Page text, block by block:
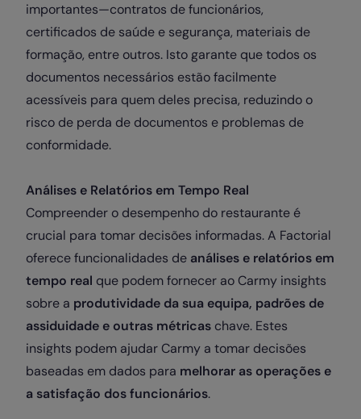
importantes—contratos de funcionários,
certificados de saúde e segurança, materiais de
formação, entre outros. Isto garante que todos os
documentos necessários estão facilmente
acessíveis para quem deles precisa, reduzindo o
risco de perda de documentos e problemas de
conformidade.
Análises e Relatórios em Tempo Real
Compreender o desempenho do restaurante é
crucial para tomar decisões informadas. A Factorial
oferece funcionalidades de análises e relatórios em
tempo real que podem fornecer ao Carmy insights
sobre a produtividade da sua equipa, padrões de
assiduidade e outras métricas chave. Estes
insights podem ajudar Carmy a tomar decisões
baseadas em dados para melhorar as operações e
a satisfação dos funcionários.